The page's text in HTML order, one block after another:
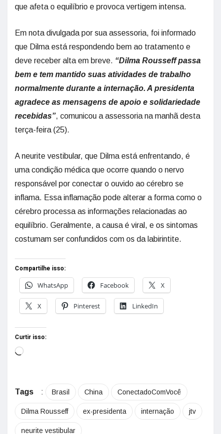
que afeta o equilíbrio e provoca vertigem intensa.
Em nota divulgada por sua assessoria, foi informado
que Dilma está respondendo bem ao tratamento e
deve receber alta em breve. “Dilma Rousseff passa
bem e tem mantido suas atividades de trabalho
normalmente durante a internação. A presidenta
agradece as mensagens de apoio e solidariedade
recebidas”, comunicou a assessoria na manhã desta
terça-feira (25).
A neurite vestibular, que Dilma está enfrentando, é
uma condição médica que ocorre quando o nervo
responsável por conectar o ouvido ao cérebro se
inflama. Essa inflamação pode alterar a forma como o
cérebro processa as informações relacionadas ao
equilíbrio. Geralmente, a causa é viral, e os sintomas
costumam ser confundidos com os da labirintite.
Compartilhe isso:
WhatsApp
Facebook X
X Pinterest LinkedIn
Curtir isso:
Tags : Brasil China ConectadoComVocê
Dilma Rousseff ex-presidenta internação jtv
neurite vestibular